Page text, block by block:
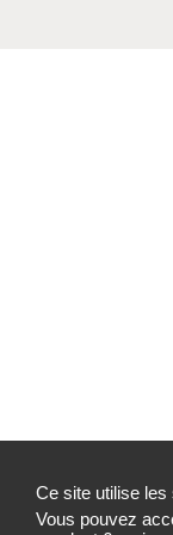
Ce site utilise
Vous pouvez